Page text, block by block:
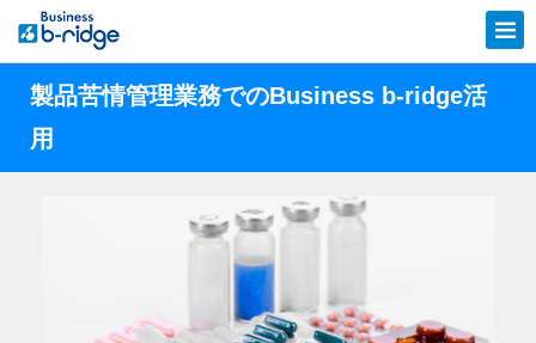
製品苦情管理業務でのBusiness b-ridge活
用